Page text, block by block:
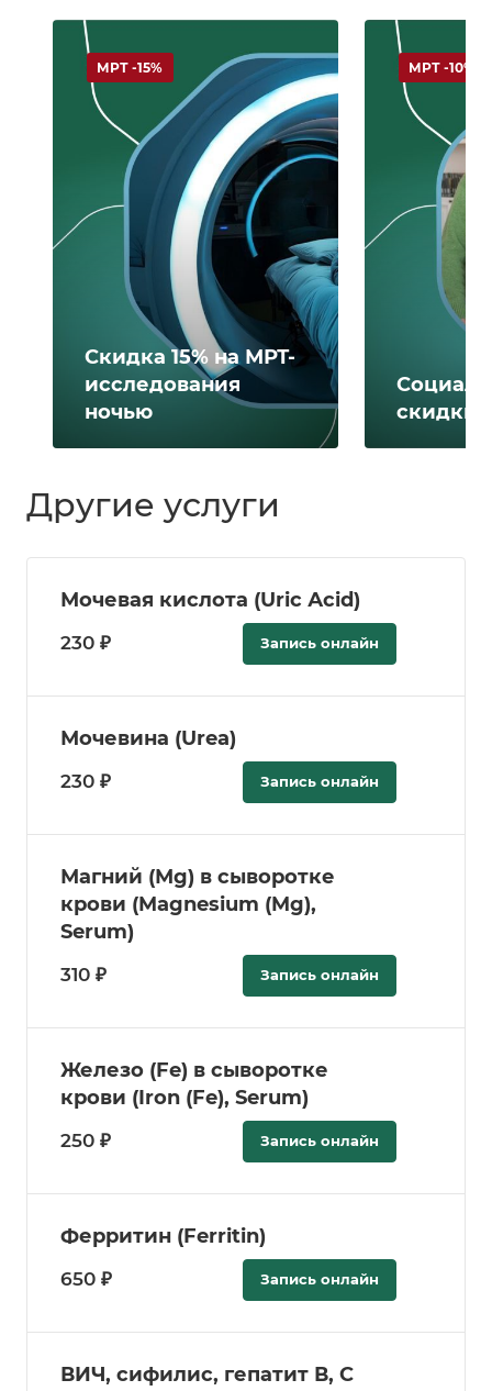
Скидка 15% на МРТ-
исследования
ночью
МРТ -15%
скидки
МРТ -10%
Другие услуги
Мочевая кислота (Uric Аcid)
230 ₽ Запись онлайн
Мочевина (Urea)
230 ₽ Запись онлайн
Магний (Мg) в сыворотке
крови (Magnesium (Mg),
Serum)
310 ₽ Запись онлайн
Железо (Fe) в сыворотке
крови (Iron (Fe), Serum)
250 ₽ Запись онлайн
Ферритин (Ferritin)
650 ₽ Запись онлайн
ВИЧ, сифилис, гепатит В, С